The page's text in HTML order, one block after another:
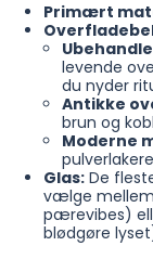
Primært
levende
du nyder
Antikke
brun og
Moderne
Glas:De
vælge mellem
pærevibes)
blødgøre